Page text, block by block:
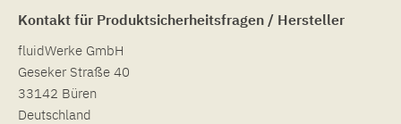
Kontakt für Produktsicherheitsfragen / Hersteller
fluidWerke GmbH
Geseker Straße 40
33142 Büren
Deutschland